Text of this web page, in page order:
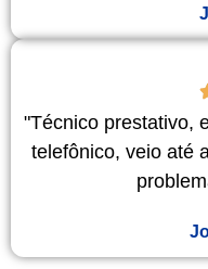
"Técnico prestativo,
telefônico, veio até